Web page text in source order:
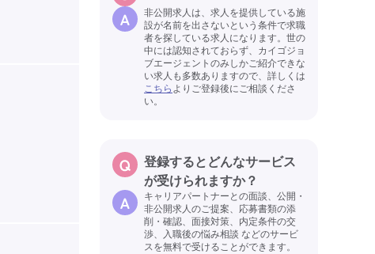
非公開求人は、求人を提供している施
設が名前を出さないという条件で求職
者を探している求人になります。世の
中には認知されておらず、カイゴジョ
ブエージェントのみしかご紹介できな
い求人も多数ありますので、詳しくは
こちらよりご登録後にご相談くださ
い。
登録するとどんなサービス
が受けられますか？
キャリアパートナーとの面談、公開・
非公開求人のご提案、応募書類の添
削・確認、面接対策、内定条件の交
渉、入職後の悩み相談 などのサービ
スを無料で受けることができます。